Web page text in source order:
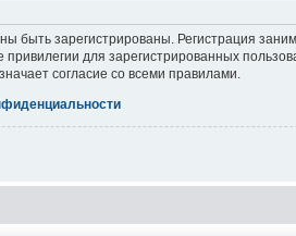
быть зарегистрированы. Регистрация
для зарегистрированных
согласие со всеми правилами.